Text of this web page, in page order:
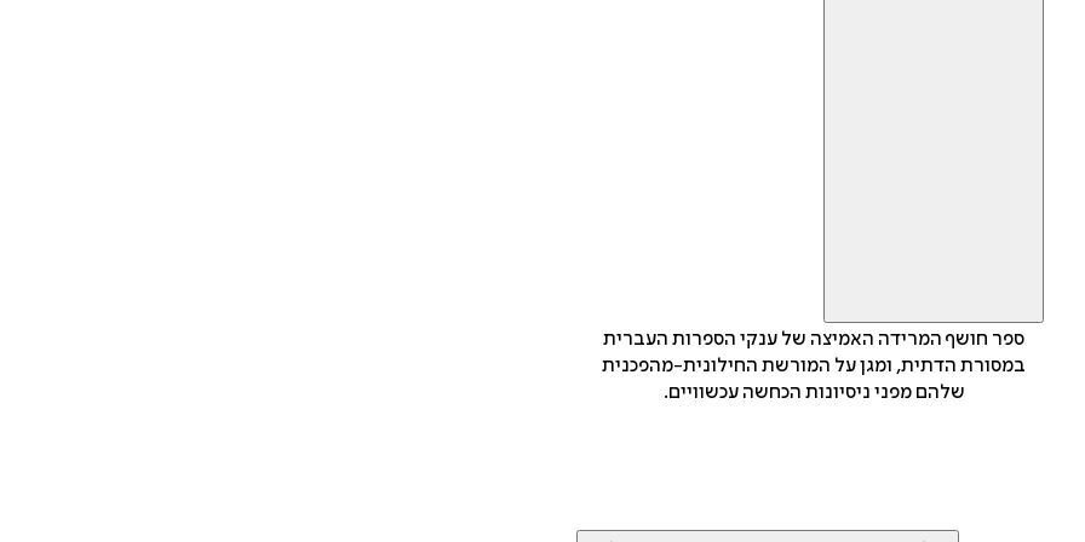
ספר חושף המרידה האמיצה של ענקי הספרות העברית
במסורת הדתית, ומגן על המורשת החילונית-מהפכנית
שלהם מפני ניסיונות הכחשה עכשוויים.